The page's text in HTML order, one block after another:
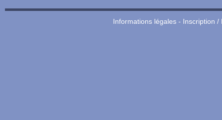
Informations légales- Inscription /